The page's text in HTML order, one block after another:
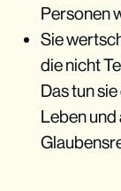
Personen
Sie
die nicht
Das tun
Leben und